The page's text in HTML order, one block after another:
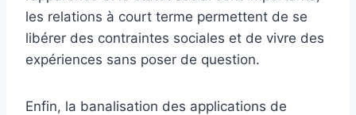
les relations à court terme permettent de se
libérer des contraintes sociales et de vivre des
expériences sans poser de question.
Enfin, la banalisation des applications de